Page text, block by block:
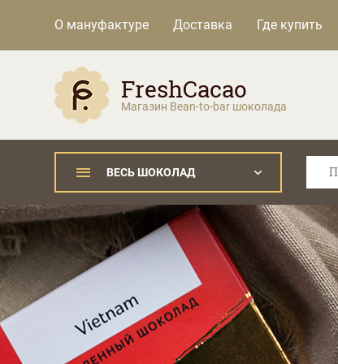
О мануфактуре Доставка Где купить
FreshCacao
Магазин Bean-to-bar шоколада
ВЕСЬ ШОКОЛАД